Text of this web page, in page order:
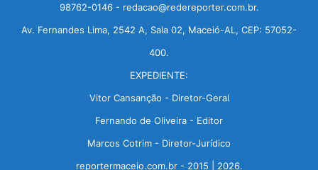
98762-0146 - redacao@redereporter.com.br.
Av. Fernandes Lima, 2542 A, Sala 02, Maceió-AL, CEP: 57052-
400.
EXPEDIENTE:
Vitor Cansanção - Diretor-Geral
Fernando de Oliveira - Editor
Marcos Cotrim - Diretor-Jurídico
reportermaceio.com.br - 2015 | 2026.